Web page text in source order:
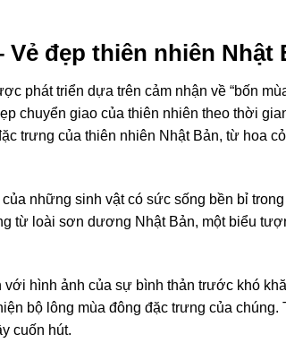
đẹp thiên nhiên Nhật
phát triển dựa trên cảm nhận về “bốn
chuyển giao của thiên nhiên theo thời
trưng của thiên nhiên Nhật Bản, từ hoa
những sinh vật có sức sống bền bỉ
từ loài sơn dương Nhật Bản, một biểu
hình ảnh của sự bình thản trước khó
bộ lông mùa đông đặc trưng của chúng.
cuốn hút.